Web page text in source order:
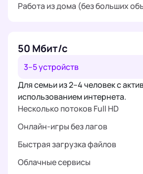
Работа из дома (без больших
50 Мбит/с
3–5 устройств
Для семьи из 2–4 человек с
использованием интернета.
Несколько потоков Full HD
Онлайн-игры без лагов
Быстрая загрузка файлов
Облачные сервисы